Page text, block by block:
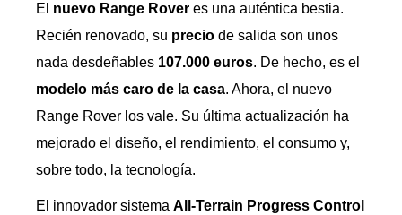
El nuevo Range Rover es una auténtica bestia.
Recién renovado, su precio de salida son unos
nada desdeñables 107.000 euros. De hecho, es el
modelo más caro de la casa. Ahora, el nuevo
Range Rover los vale. Su última actualización ha
mejorado el diseño, el rendimiento, el consumo y,
sobre todo, la tecnología.
El innovador sistema All-Terrain Progress Control